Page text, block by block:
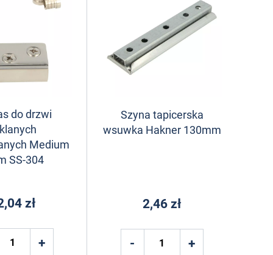
do drzwi
Medium
SS-304
zł
Szyna tapicerska
wsuwka Hakner 130mm
2,46 zł